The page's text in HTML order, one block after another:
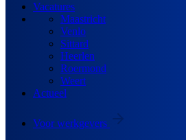
Vacatures
Maastricht
Venlo
Sittard
Heerlen
Roermond
Weert
Actueel
Voor werkgevers